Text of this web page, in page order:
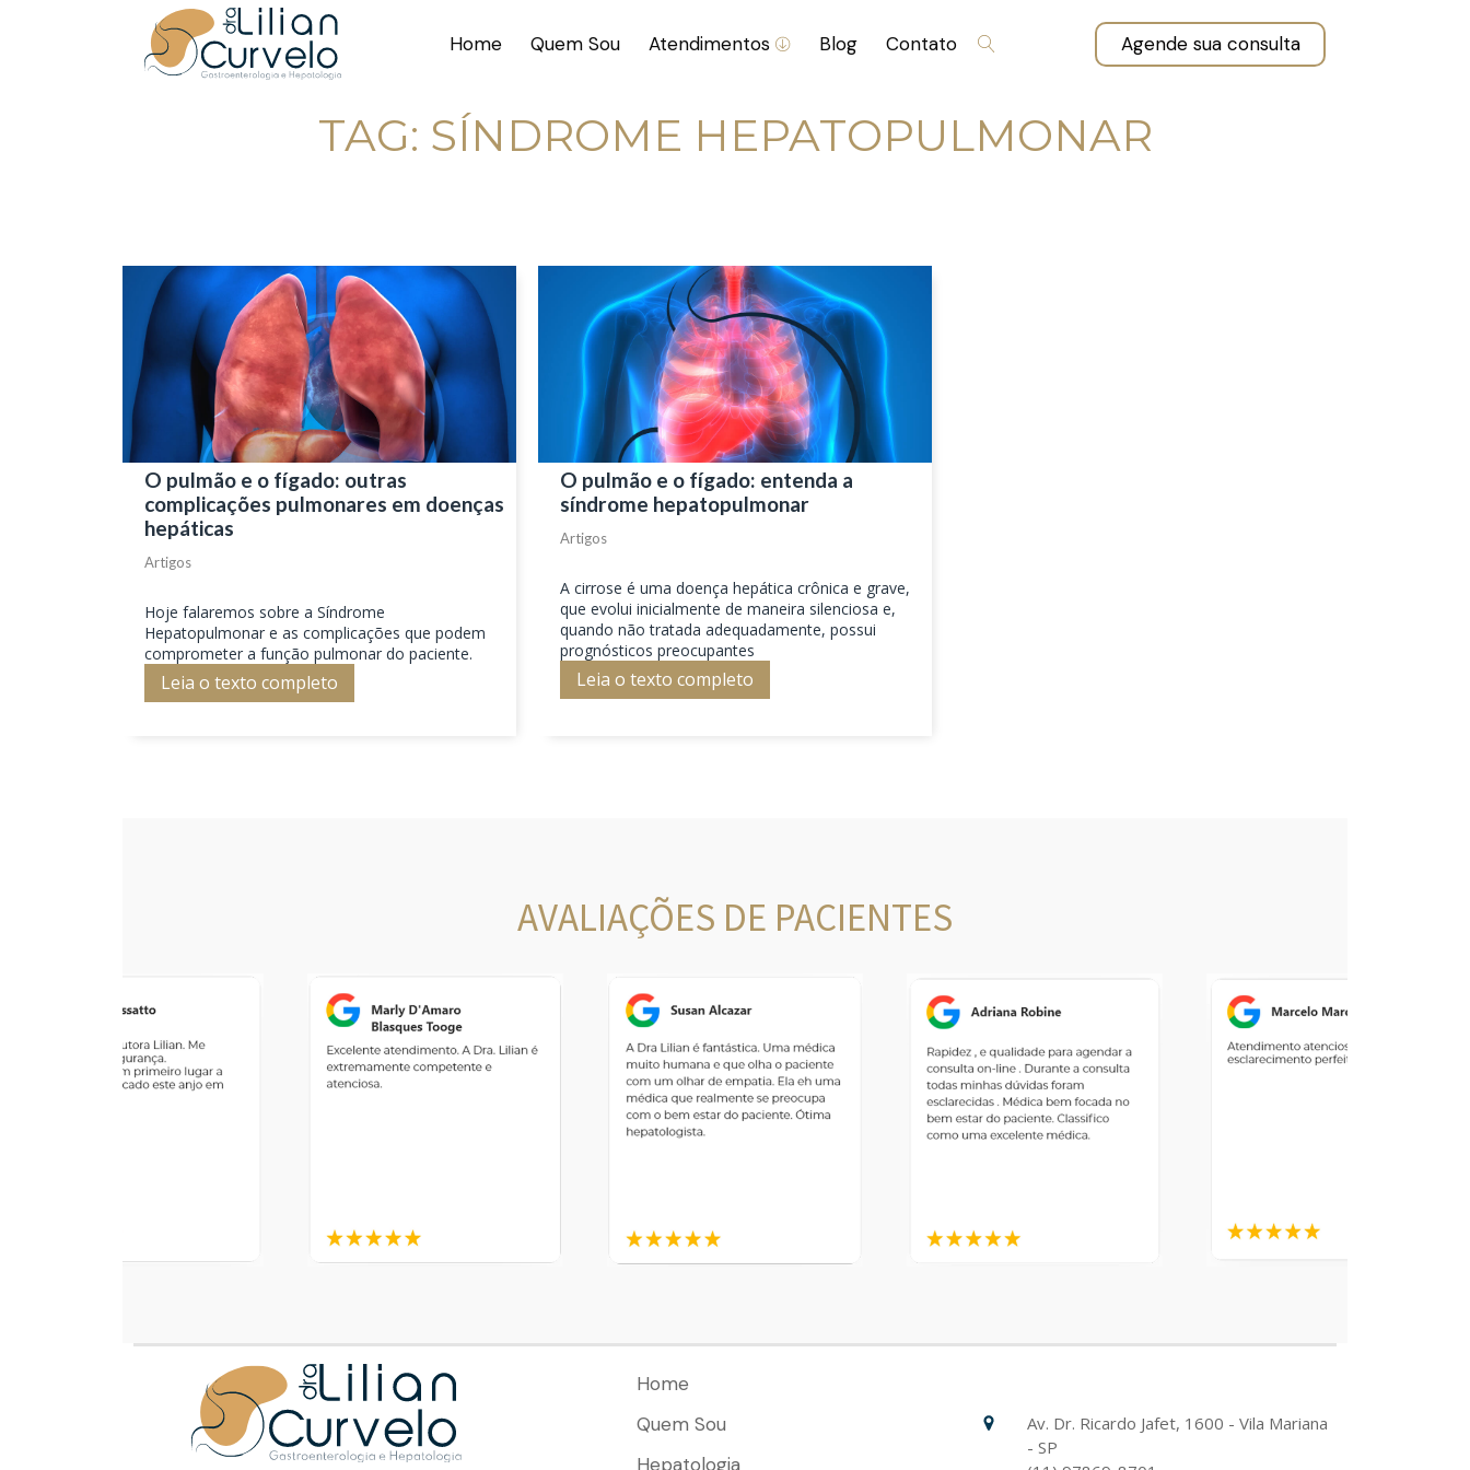
Home Quem Sou Atendimentos Blog Contato Agende sua consulta
TAG: SÍNDROME HEPATOPULMONAR
O pulmão e o fígado: outras
complicações pulmonares em doenças
hepáticas
Artigos
Hoje falaremos sobre a Síndrome
Hepatopulmonar e as complicações que podem
comprometer a função pulmonar do paciente.
Leia o texto completo
O pulmão e o fígado: entenda a
síndrome hepatopulmonar
Artigos
A cirrose é uma doença hepática crônica e grave,
que evolui inicialmente de maneira silenciosa e,
quando não tratada adequadamente, possui
prognósticos preocupantes
Leia o texto completo
AVALIAÇÕES DE PACIENTES
Home
Quem Sou
Hepatologia
Av. Dr. Ricardo Jafet, 1600 - Vila Mariana
- SP